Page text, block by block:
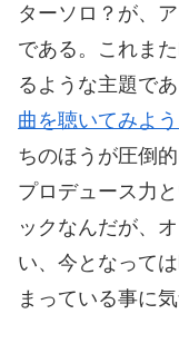
ターソロ？が、
である。これま
るような主題で
曲を聴いてみよう
ちのほうが圧倒
プロデュース力
ックなんだが、
い、今となって
まっている事に